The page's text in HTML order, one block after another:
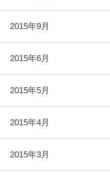
2015年9月
2015年6月
2015年5月
2015年4月
2015年3月